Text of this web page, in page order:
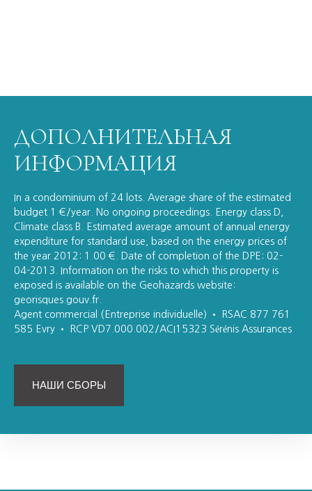
ДОПОЛНИТЕЛЬНАЯ
ИНФОРМАЦИЯ
In a condominium of 24 lots. Average share of the estimated
budget 1 €/year. No ongoing proceedings. Energy class D,
Climate class B. Estimated average amount of annual energy
expenditure for standard use, based on the energy prices of
the year 2012: 1.00 €. Date of completion of the DPE: 02-
04-2013. Information on the risks to which this property is
exposed is available on the Geohazards website:
georisques.gouv.fr.
Agent commercial (Entreprise individuelle) • RSAC 877 761
585 Evry • RCP VD7.000.002/ACI15323 Sérénis Assurances
НАШИ СБОРЫ